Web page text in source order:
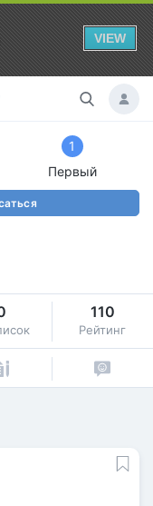
VIEW
1
Первый
110
Рейтинг